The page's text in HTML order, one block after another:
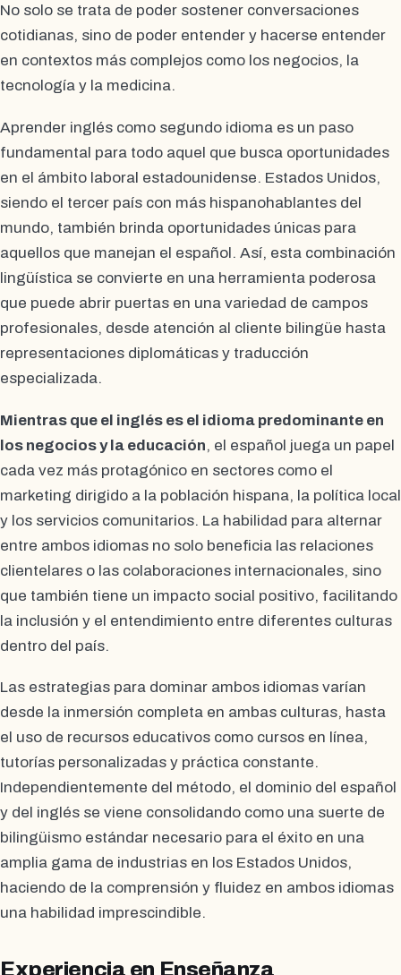
No solo se trata de poder sostener conversaciones
cotidianas, sino de poder entender y hacerse entender
en contextos más complejos como los negocios, la
tecnología y la medicina.
Aprender inglés como segundo idioma es un paso
fundamental para todo aquel que busca oportunidades
en el ámbito laboral estadounidense. Estados Unidos,
siendo el tercer país con más hispanohablantes del
mundo, también brinda oportunidades únicas para
aquellos que manejan el español. Así, esta combinación
lingüística se convierte en una herramienta poderosa
que puede abrir puertas en una variedad de campos
profesionales, desde atención al cliente bilingüe hasta
representaciones diplomáticas y traducción
especializada.
Mientras que el inglés es el idioma predominante en
los negocios y la educación, el español juega un papel
cada vez más protagónico en sectores como el
marketing dirigido a la población hispana, la política local
y los servicios comunitarios. La habilidad para alternar
entre ambos idiomas no solo beneficia las relaciones
clientelares o las colaboraciones internacionales, sino
que también tiene un impacto social positivo, facilitando
la inclusión y el entendimiento entre diferentes culturas
dentro del país.
Las estrategias para dominar ambos idiomas varían
desde la inmersión completa en ambas culturas, hasta
el uso de recursos educativos como cursos en línea,
tutorías personalizadas y práctica constante.
Independientemente del método, el dominio del español
y del inglés se viene consolidando como una suerte de
bilingüismo estándar necesario para el éxito en una
amplia gama de industrias en los Estados Unidos,
haciendo de la comprensión y fluidez en ambos idiomas
una habilidad imprescindible.
Experiencia en Enseñanza